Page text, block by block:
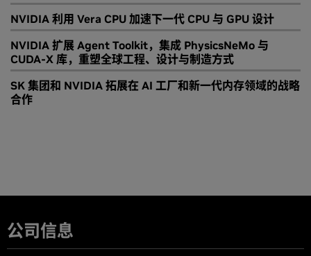
NVIDIA 利用 Vera CPU 加速下一代 CPU 与 GPU 设计
NVIDIA 扩展 Agent Toolkit，集成 PhysicsNeMo 与
CUDA-X 库，重塑全球工程、设计与制造方式
SK 集团和 NVIDIA 拓展在 AI 工厂和新一代内存领域的战略
合作
公司信息